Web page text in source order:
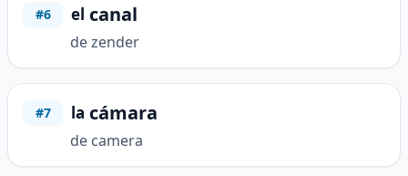
#6 el canal
de zender
#7 la cámara
de camera